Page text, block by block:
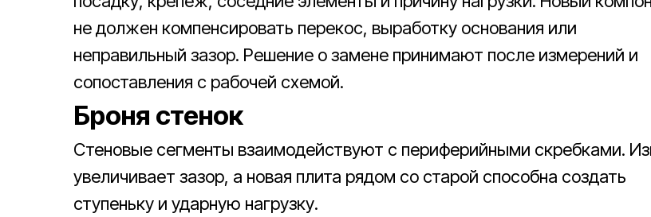
не должен компенсировать перекос, выработку основания или
неправильный зазор. Решение о замене принимают после измерений и
сопоставления с рабочей схемой.
Броня стенок
Стеновые сегменты взаимодействуют с периферийными скребками.
увеличивает зазор, а новая плита рядом со старой способна создать
ступеньку и ударную нагрузку.